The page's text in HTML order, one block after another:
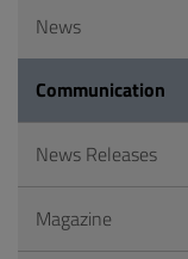
News
Communication
News Releases
Magazine